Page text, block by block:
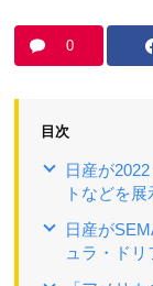
0
目次
日産が
トなどを展
日産が
ュラ・ド